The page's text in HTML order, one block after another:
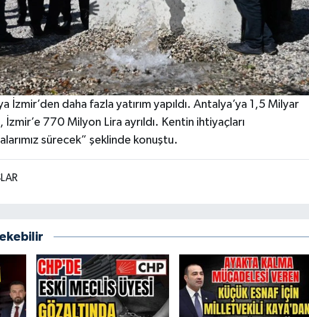
İzmir’den daha fazla yatırım yapıldı. Antalya’ya 1,5 Milyar
İzmir’e 770 Milyon Lira ayrıldı. Kentin ihtiyaçları
sürecek” şeklinde konuştu.